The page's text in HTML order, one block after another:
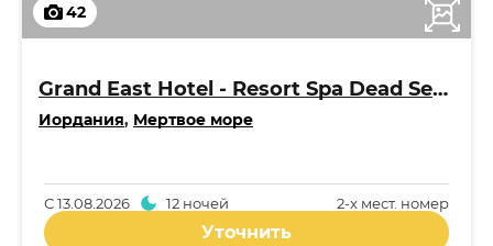
42
Grand East Hotel - Resort Spa Dead Sea 4*
Иордания, Мертвое море
2-x мест. номер
С13.08.2026 12 ночей
Уточнить